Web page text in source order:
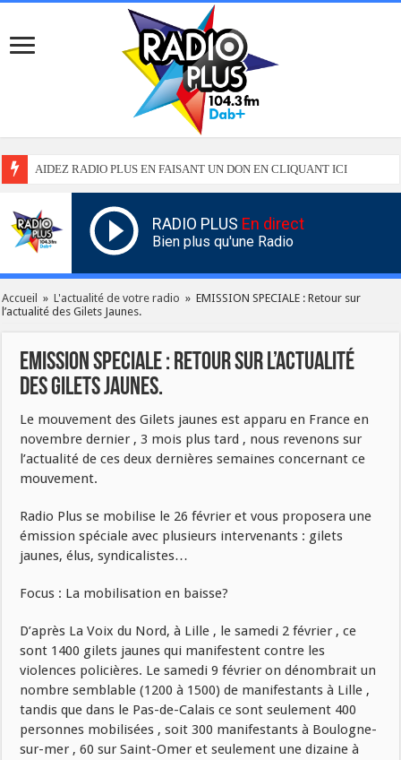
AIDEZ RADIO PLUS EN FAISANT UN DON EN CLIQUANT ICI
RADIO PLUS En direct
Bien plus qu'une Radio
Accueil » L'actualité de votre radio » EMISSION SPECIALE : Retour sur
l’actualité des Gilets Jaunes.
EMISSION SPECIALE : Retour sur l’actualité
des Gilets Jaunes.
Le mouvement des Gilets jaunes est apparu en France en
novembre dernier , 3 mois plus tard , nous revenons sur
l’actualité de ces deux dernières semaines concernant ce
mouvement.
Radio Plus se mobilise le 26 février et vous proposera une
émission spéciale avec plusieurs intervenants : gilets
jaunes, élus, syndicalistes…
Focus : La mobilisation en baisse?
D’après La Voix du Nord, à Lille , le samedi 2 février , ce
sont 1400 gilets jaunes qui manifestent contre les
violences policières. Le samedi 9 février on dénombrait un
nombre semblable (1200 à 1500) de manifestants à Lille ,
tandis que dans le Pas-de-Calais ce sont seulement 400
personnes mobilisées , soit 300 manifestants à Boulogne-
sur-mer , 60 sur Saint-Omer et seulement une dizaine à